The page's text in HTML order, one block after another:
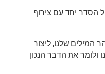
הסדר יחד עם צירוף
המילים שלנו, ליצור
ולומר את הדבר הנכון